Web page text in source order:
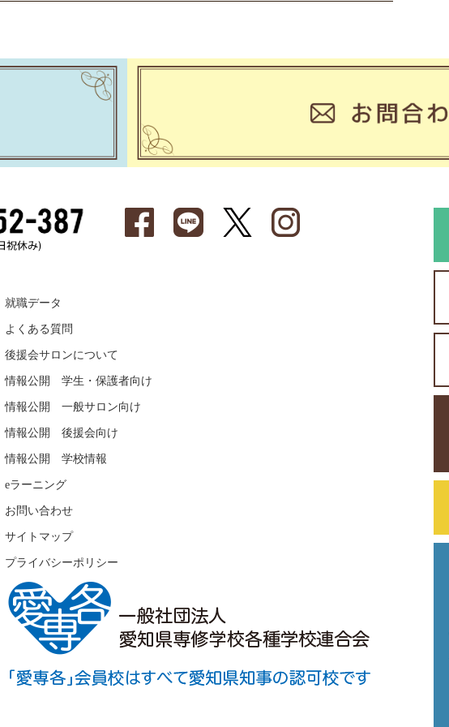
就職データ
よくある質問
後援会サロンについて
情報公開 学生・保護者向け
情報公開 一般サロン向け
情報公開 後援会向け
情報公開 学校情報
eラーニング
お問い合わせ
サイトマップ
プライバシーポリシー